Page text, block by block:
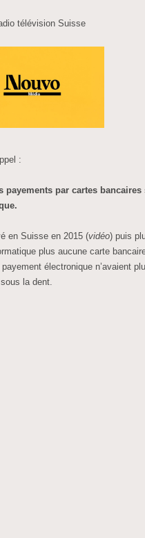
télévision Suisse
:
payements par cartes
en Suisse en 2015 (vidéo) puis
plus aucune carte
électronique n’avaient
la dent.